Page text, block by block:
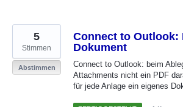
Connect to Outlook:
Dokument
Connect to Outlook: beim
Attachments nicht ein PDF
für jede Anlage ein eigenes
5
Stimmen
Abstimmen